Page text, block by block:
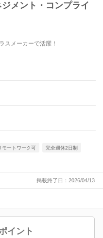
メント・コンプライ
スメーカーで活躍！
モートワーク可 完全週休2日制
掲載終了日：2026/04/13
イント